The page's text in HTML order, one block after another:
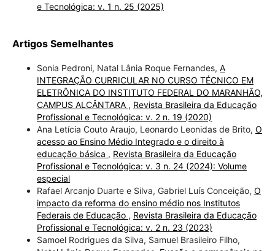
e Tecnológica: v. 1 n. 25 (2025)
Artigos Semelhantes
Sonia Pedroni, Natal Lânia Roque Fernandes, A
INTEGRAÇÃO CURRICULAR NO CURSO TÉCNICO EM
ELETRÔNICA DO INSTITUTO FEDERAL DO MARANHÃO,
CAMPUS ALCÂNTARA , Revista Brasileira da Educação
Profissional e Tecnológica: v. 2 n. 19 (2020)
Ana Letícia Couto Araujo, Leonardo Leonidas de Brito, O
acesso ao Ensino Médio Integrado e o direito à
educação básica , Revista Brasileira da Educação
Profissional e Tecnológica: v. 3 n. 24 (2024): Volume
especial
Rafael Arcanjo Duarte e Silva, Gabriel Luís Conceição, O
impacto da reforma do ensino médio nos Institutos
Federais de Educação , Revista Brasileira da Educação
Profissional e Tecnológica: v. 2 n. 23 (2023)
Samoel Rodrigues da Silva, Samuel Brasileiro Filho,